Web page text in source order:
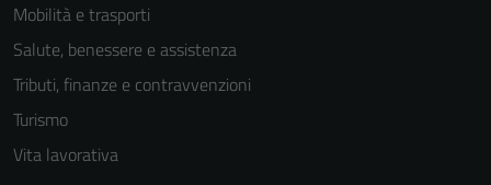
Mobilità e trasporti
Salute, benessere e assistenza
Tributi, finanze e contravvenzioni
Turismo
Vita lavorativa